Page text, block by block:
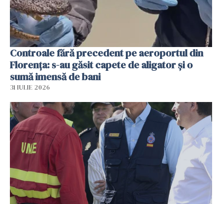
Controale fără precedent pe aeroportul din
Florența: s-au găsit capete de aligator și o
sumă imensă de bani
31 IULIE 2026